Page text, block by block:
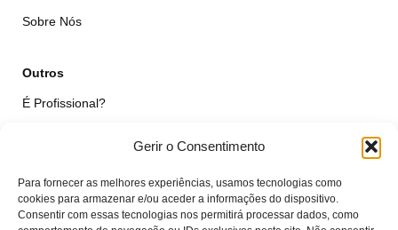
Gerir o Consentimento
Para fornecer as melhores experiências, usamos tecnologias como
cookies para armazenar e/ou aceder a informações do dispositivo.
Consentir com essas tecnologias nos permitirá processar dados, como
Sobre Nós
Outros
É Profissional?
Qualidade das Peças